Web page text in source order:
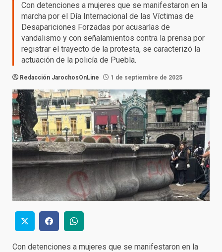
Con detenciones a mujeres que se manifestaron en la
marcha por el Día Internacional de las Víctimas de
Desapariciones Forzadas por acusarlas de
vandalismo y con señalamientos contra la prensa por
registrar el trayecto de la protesta, se caracterizó la
actuación de la policía de Puebla.
Redacción JarochosOnLine 1 de septiembre de 2025
Con detenciones a mujeres que se manifestaron en la